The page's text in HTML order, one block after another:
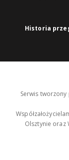
Historia
Serwis
Olsztynie oraz